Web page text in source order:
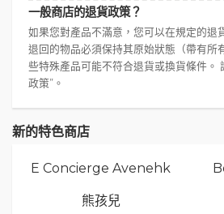
一般商店的退貨政策？
如果您對產品不滿意，您可以在規定的退
退回的物品必須保持其原始狀態（帶有所
些特殊產品可能不符合退貨或換貨條件。
政策”。
新的特色商店
E Concierge Avenehk
熊孩兒